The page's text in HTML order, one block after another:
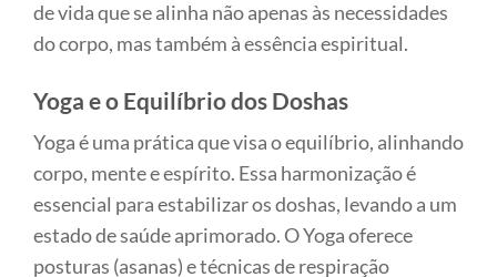
de vida que se alinha não apenas às necessidades
do corpo, mas também à essência espiritual.
Yoga e o Equilíbrio dos Doshas
Yoga é uma prática que visa o equilíbrio, alinhando
corpo, mente e espírito. Essa harmonização é
essencial para estabilizar os doshas, levando a um
estado de saúde aprimorado. O Yoga oferece
posturas (asanas) e técnicas de respiração